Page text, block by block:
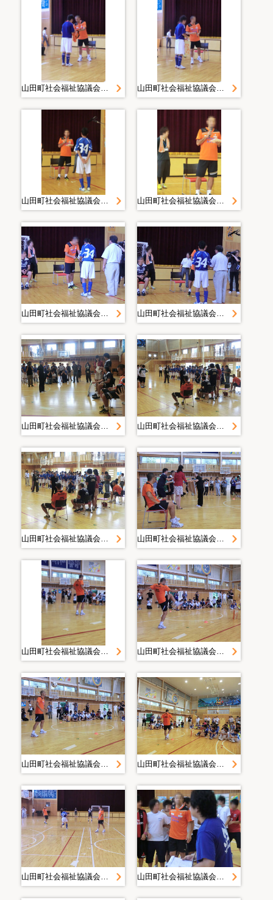
山田町社会福祉協議会＿災害復旧・復興活動写真＿２０１１０７１４清水エスパルスサッカー交流＿静岡県社協＿山田中学校 山田町社会福祉協議会＿災害復旧・復興活動写真＿２０１１０７１４清水エスパルスサッカー交流＿静岡県社協＿山田中学校
山田町社会福祉協議会＿災害復旧・復興活動写真＿２０１１０７１４清水エスパルスサッカー交流＿静岡県社協＿山田中学校 山田町社会福祉協議会＿災害復旧・復興活動写真＿２０１１０７１４清水エスパルスサッカー交流＿静岡県社協＿山田中学校
山田町社会福祉協議会＿災害復旧・復興活動写真＿２０１１０７１４清水エスパルスサッカー交流＿静岡県社協＿山田中学校 山田町社会福祉協議会＿災害復旧・復興活動写真＿２０１１０７１４清水エスパルスサッカー交流＿静岡県社協＿山田中学校
山田町社会福祉協議会＿災害復旧・復興活動写真＿２０１１０７１４清水エスパルスサッカー交流＿静岡県社協＿山田中学校 山田町社会福祉協議会＿災害復旧・復興活動写真＿２０１１０７１４清水エスパルスサッカー交流＿静岡県社協＿山田中学校
山田町社会福祉協議会＿災害復旧・復興活動写真＿２０１１０７１４清水エスパルスサッカー交流＿静岡県社協＿山田中学校 山田町社会福祉協議会＿災害復旧・復興活動写真＿２０１１０７１４清水エスパルスサッカー交流＿静岡県社協＿山田中学校
山田町社会福祉協議会＿災害復旧・復興活動写真＿２０１１０７１４清水エスパルスサッカー交流＿静岡県社協＿山田中学校 山田町社会福祉協議会＿災害復旧・復興活動写真＿２０１１０７１４清水エスパルスサッカー交流＿静岡県社協＿山田中学校
山田町社会福祉協議会＿災害復旧・復興活動写真＿２０１１０７１４清水エスパルスサッカー交流＿静岡県社協＿山田中学校 山田町社会福祉協議会＿災害復旧・復興活動写真＿２０１１０７１４清水エスパルスサッカー交流＿静岡県社協＿山田中学校
山田町社会福祉協議会＿災害復旧・復興活動写真＿２０１１０７１４清水エスパルスサッカー交流＿静岡県社協＿山田中学校 山田町社会福祉協議会＿災害復旧・復興活動写真＿２０１１０７１４清水エスパルスサッカー交流＿静岡県社協＿山田中学校